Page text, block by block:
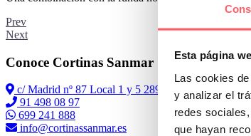
Esta página
Las cookies
y analizar el
redes
que hayan
Prev
Next
Conoce Cortinas Sanmar
c/ Madrid nº 87 Local 1 y 5 28970 Madrid
91 498 08 97
699 241 888
info@cortinassanmar.es